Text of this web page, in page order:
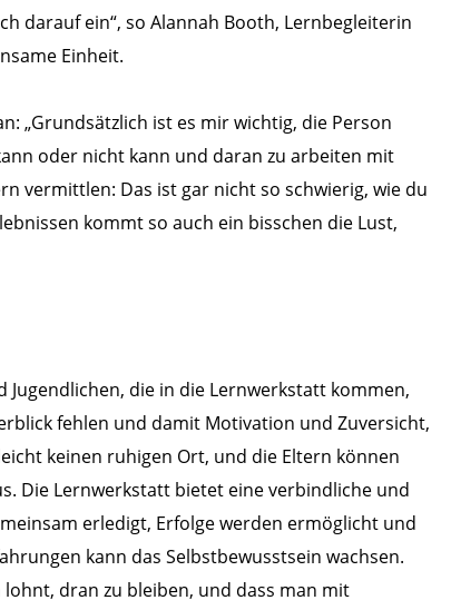
darauf ein“, so Alannah Booth, Lernbegleiterin
Einheit.
„Grundsätzlich ist es mir wichtig, die Person
oder nicht kann und daran zu arbeiten mit
vermittlen: Das ist gar nicht so schwierig, wie du
kommt so auch ein bisschen die Lust,
Jugendlichen, die in die Lernwerkstatt kommen,
fehlen und damit Motivation und Zuversicht,
keinen ruhigen Ort, und die Eltern können
Die Lernwerkstatt bietet eine verbindliche und
erledigt, Erfolge werden ermöglicht und
kann das Selbstbewusstsein wachsen.
dran zu bleiben, und dass man mit